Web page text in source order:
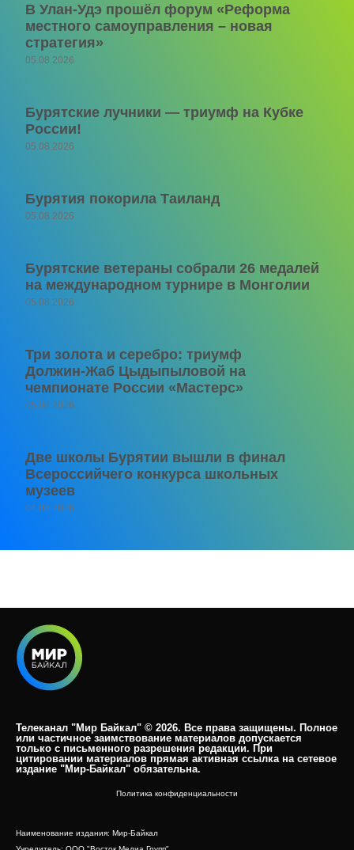
В Улан-Удэ прошёл форум «Реформа
местного самоуправления – новая
стратегия»
05.08.2026
Бурятские лучники — триумф на Кубке
России!
05.08.2026
Бурятия покорила Таиланд
05.08.2026
Бурятские ветераны собрали 26 медалей
на международном турнире в Монголии
05.08.2026
Три золота и серебро: триумф
Должин‑Жаб Цыдыпыловой на
чемпионате России «Мастерс»
05.08.2026
Две школы Бурятии вышли в финал
Всероссийчего конкурса школьных
музеев
04.08.2026
Телеканал "Мир Байкал" © 2026. Все права защищены. Полное
или частичное заимствование материалов допускается
только с письменного разрешения редакции. При
цитировании материалов прямая активная ссылка на сетевое
издание "Мир-Байкал" обязательна.​
Политика конфиденциальности
Наименование издания: Мир-Байкал